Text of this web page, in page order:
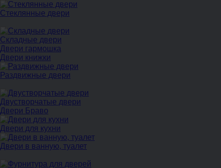
Стеклянные двери
Cкладные двери
Двери гармошка
Двери книжки
Раздвижные двери
Двустворчатые двери
Двери Браво
Двери для кухни
Двери в ванную, туалет